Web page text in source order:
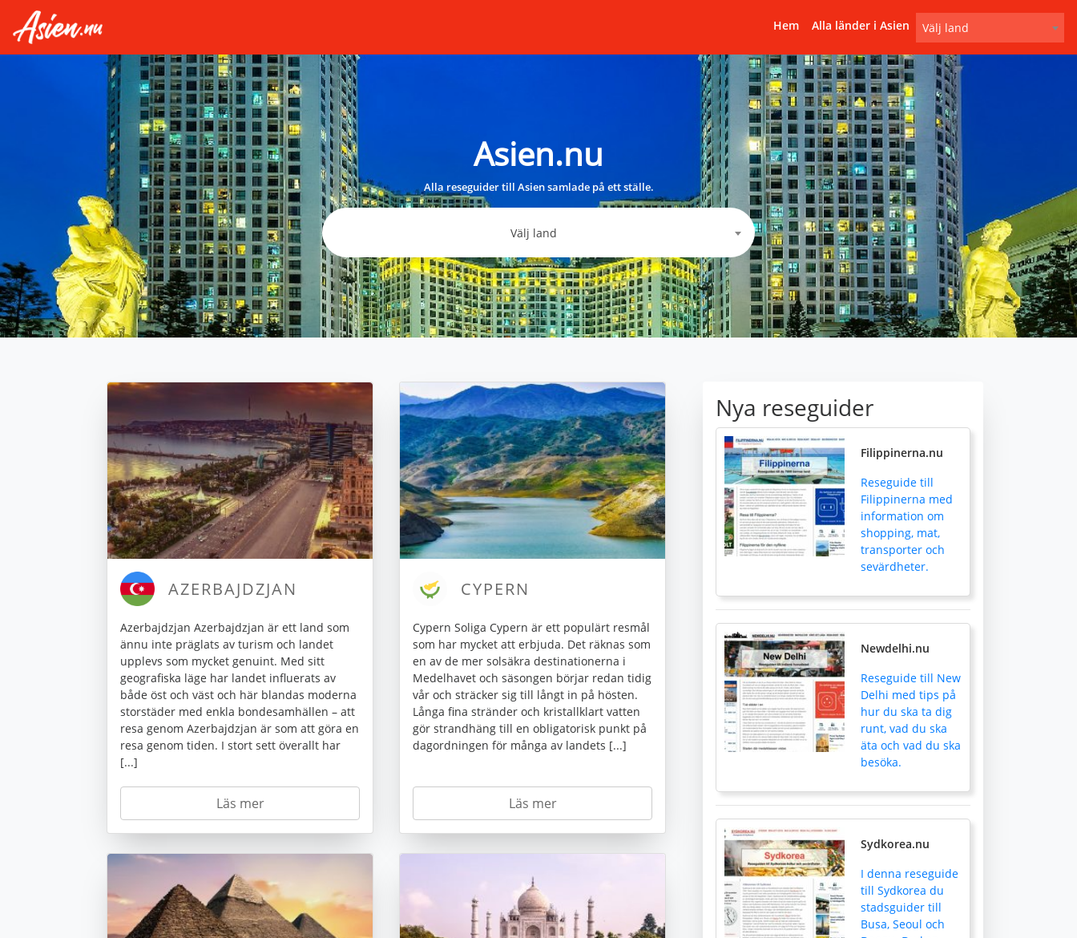
Hem Alla länder i Asien Välj land
Asien.nu
Alla reseguider till Asien samlade på ett ställe.
Välj land
AZERBAJDZJAN
Azerbajdzjan Azerbajdzjan är ett land som
ännu inte präglats av turism och landet
upplevs som mycket genuint. Med sitt
geografiska läge har landet influerats av
både öst och väst och här blandas moderna
storstäder med enkla bondesamhällen – att
resa genom Azerbajdzjan är som att göra en
resa genom tiden. I stort sett överallt har
[...]
Läs mer
CYPERN
Cypern Soliga Cypern är ett populärt resmål
som har mycket att erbjuda. Det räknas som
en av de mer solsäkra destinationerna i
Medelhavet och säsongen börjar redan tidig
vår och sträcker sig till långt in på hösten.
Långa fina stränder och kristallklart vatten
gör strandhäng till en obligatorisk punkt på
dagordningen för många av landets [...]
Läs mer
Nya reseguider
Filippinerna.nu
Reseguide till
Filippinerna med
information om
shopping, mat,
transporter och
sevärdheter.
Newdelhi.nu
Reseguide till New
Delhi med tips på
hur du ska ta dig
runt, vad du ska
äta och vad du ska
besöka.
Sydkorea.nu
I denna reseguide
till Sydkorea du
stadsguider till
Busa, Seoul och